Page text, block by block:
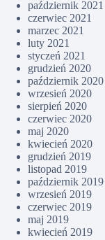
październik 2021
czerwiec 2021
marzec 2021
luty 2021
styczeń 2021
grudzień 2020
październik 2020
wrzesień 2020
sierpień 2020
czerwiec 2020
maj 2020
kwiecień 2020
grudzień 2019
listopad 2019
październik 2019
wrzesień 2019
czerwiec 2019
maj 2019
kwiecień 2019